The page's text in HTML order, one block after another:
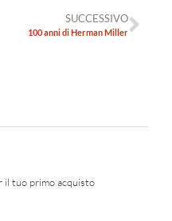
SUCCESSIVO
100 anni di Herman Miller
il tuo primo acquisto